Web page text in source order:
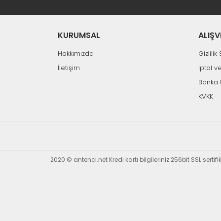
KURUMSAL
Hakkımızda
İletişim
Gizlilik
İptal
Banka
KVKK
2020 © antenci.net Kredi kartı bilgileriniz 256bit SSL